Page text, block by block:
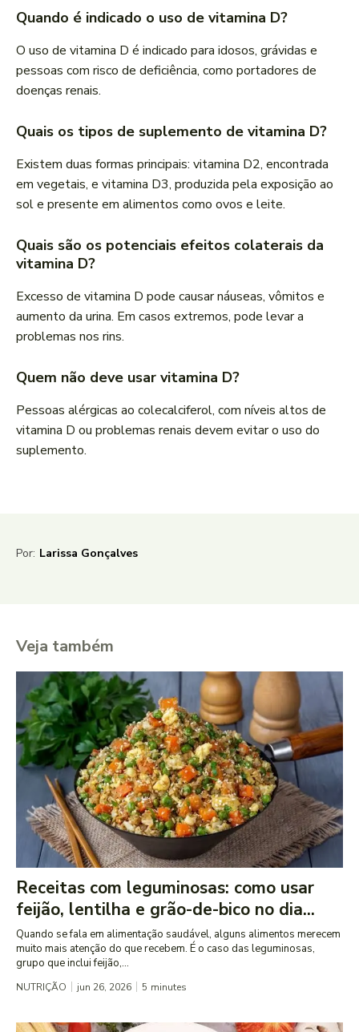
Quando é indicado o uso de vitamina D?
O uso de vitamina D é indicado para idosos, grávidas e
pessoas com risco de deficiência, como portadores de
doenças renais.
Quais os tipos de suplemento de vitamina D?
Existem duas formas principais: vitamina D2, encontrada
em vegetais, e vitamina D3, produzida pela exposição ao
sol e presente em alimentos como ovos e leite.
Quais são os potenciais efeitos colaterais da
vitamina D?
Excesso de vitamina D pode causar náuseas, vômitos e
aumento da urina. Em casos extremos, pode levar a
problemas nos rins.
Quem não deve usar vitamina D?
Pessoas alérgicas ao colecalciferol, com níveis altos de
vitamina D ou problemas renais devem evitar o uso do
suplemento.
Por: Larissa Gonçalves
Veja também
Receitas com leguminosas: como usar
feijão, lentilha e grão-de-bico no dia...
Quando se fala em alimentação saudável, alguns alimentos merecem
muito mais atenção do que recebem. É o caso das leguminosas,
grupo que inclui feijão,...
NUTRIÇÃO jun 26, 2026 5 minutes